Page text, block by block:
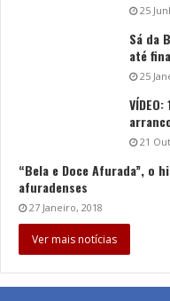
25
Sá da
até
25
21
“Bela e Doce Afurada”, o
afuradenses
27 Janeiro, 2018
Ver mais notícias